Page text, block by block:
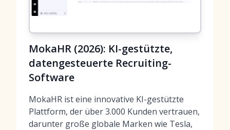
MokaHR (2026): KI-gestützte,
datengesteuerte Recruiting-
Software
MokaHR ist eine innovative KI-gestützte
Plattform, der über 3.000 Kunden vertrauen,
darunter große globale Marken wie Tesla,